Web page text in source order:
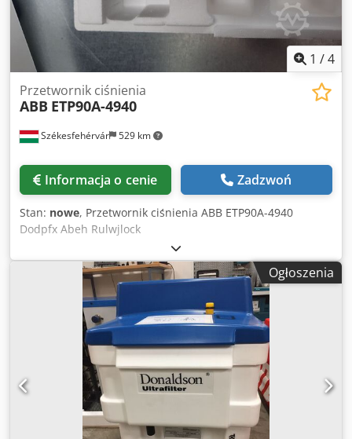
1 /4
Székesfehérvár 529 km
Przetwornik ciśnienia
ABB ETP90A-4940
Informacja o cenie Zadzwoń
Stan: nowe, Przetwornik ciśnienia ABB ETP90A-4940
Dodpfx Abeh Rulwjlock
Ogłoszenia